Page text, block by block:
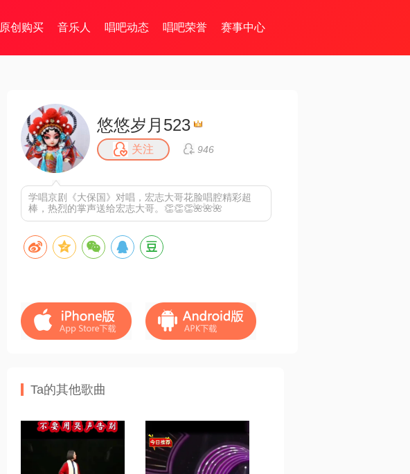
原创购买 音乐人 唱吧动态 唱吧荣誉 赛事中心
悠悠岁月523
关注 946
学唱京剧《大保国》对唱，宏志大哥花脸唱腔精彩超
棒，热烈的掌声送给宏志大哥。👏👏👏🌺🌺🌺
Ta的其他歌曲